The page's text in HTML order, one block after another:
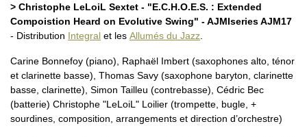
> Christophe LeLoiL Sextet - "E.C.H.O.E.S. : Extended
Compoistion Heard on Evolutive Swing" - AJMIseries AJM17
- Distribution Integral et les Allumés du Jazz
Carine Bonnefoy (piano), Raphaël Imbert (saxophones alto, ténor
et clarinette basse), Thomas Savy (saxophone baryton, clarinette
basse, clarinette), Simon Tailleu (contrebasse), Cédric Bec
(batterie) Christophe "LeLoiL" Loilier (trompette, bugle, +
sourdines, composition, arrangements et direction d’orchestre)